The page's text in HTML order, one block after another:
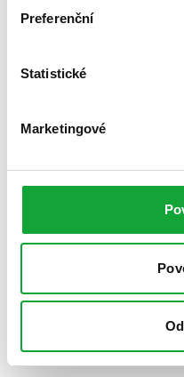
Preferenční
Statistické
Marketingové